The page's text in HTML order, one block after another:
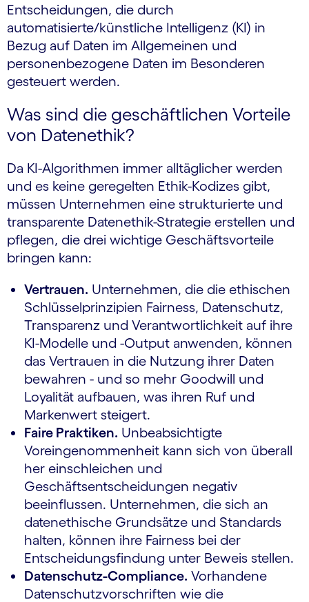
Entscheidungen, die durch
automatisierte/künstliche Intelligenz (KI) in
Bezug auf Daten im Allgemeinen und
personenbezogene Daten im Besonderen
gesteuert werden.
Was sind die geschäftlichen Vorteile
von Datenethik?
Da KI-Algorithmen immer alltäglicher werden
und es keine geregelten Ethik-Kodizes gibt,
müssen Unternehmen eine strukturierte und
transparente Datenethik-Strategie erstellen und
pflegen, die drei wichtige Geschäftsvorteile
bringen kann:
Vertrauen. Unternehmen, die die ethischen
Schlüsselprinzipien Fairness, Datenschutz,
Transparenz und Verantwortlichkeit auf ihre
KI-Modelle und -Output anwenden, können
das Vertrauen in die Nutzung ihrer Daten
bewahren - und so mehr Goodwill und
Loyalität aufbauen, was ihren Ruf und
Markenwert steigert.
Faire Praktiken. Unbeabsichtigte
Voreingenommenheit kann sich von überall
her einschleichen und
Geschäftsentscheidungen negativ
beeinflussen. Unternehmen, die sich an
datenethische Grundsätze und Standards
halten, können ihre Fairness bei der
Entscheidungsfindung unter Beweis stellen.
Datenschutz-Compliance. Vorhandene
Datenschutzvorschriften wie die